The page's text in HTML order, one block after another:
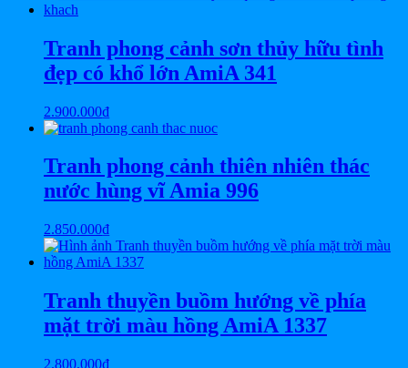
Tranh phong cảnh sơn thủy hữu tình
đẹp có khổ lớn AmiA 341
2.900.000₫
Tranh phong cảnh thiên nhiên thác
nước hùng vĩ Amia 996
2.850.000₫
Tranh thuyền buồm hướng về phía
mặt trời màu hồng AmiA 1337
2.800.000₫